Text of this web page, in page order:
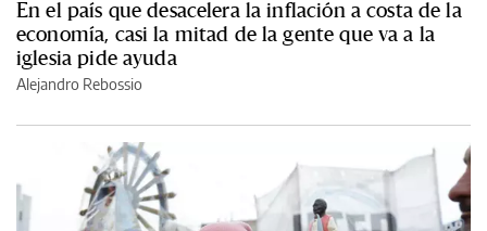
En el país que desacelera la inflación a costa de la
economía, casi la mitad de la gente que va a la
iglesia pide ayuda
Alejandro Rebossio